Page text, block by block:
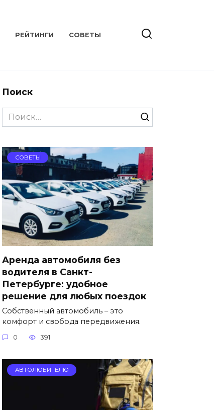
РЕЙТИНГИ СОВЕТЫ
Поиск
Search
for:
СОВЕТЫ
Аренда автомобиля без
водителя в Санкт-
Петербурге: удобное
решение для любых поездок
Собственный автомобиль – это
комфорт и свобода передвижения.
0 391
АВТОЛЮБИТЕЛЮ